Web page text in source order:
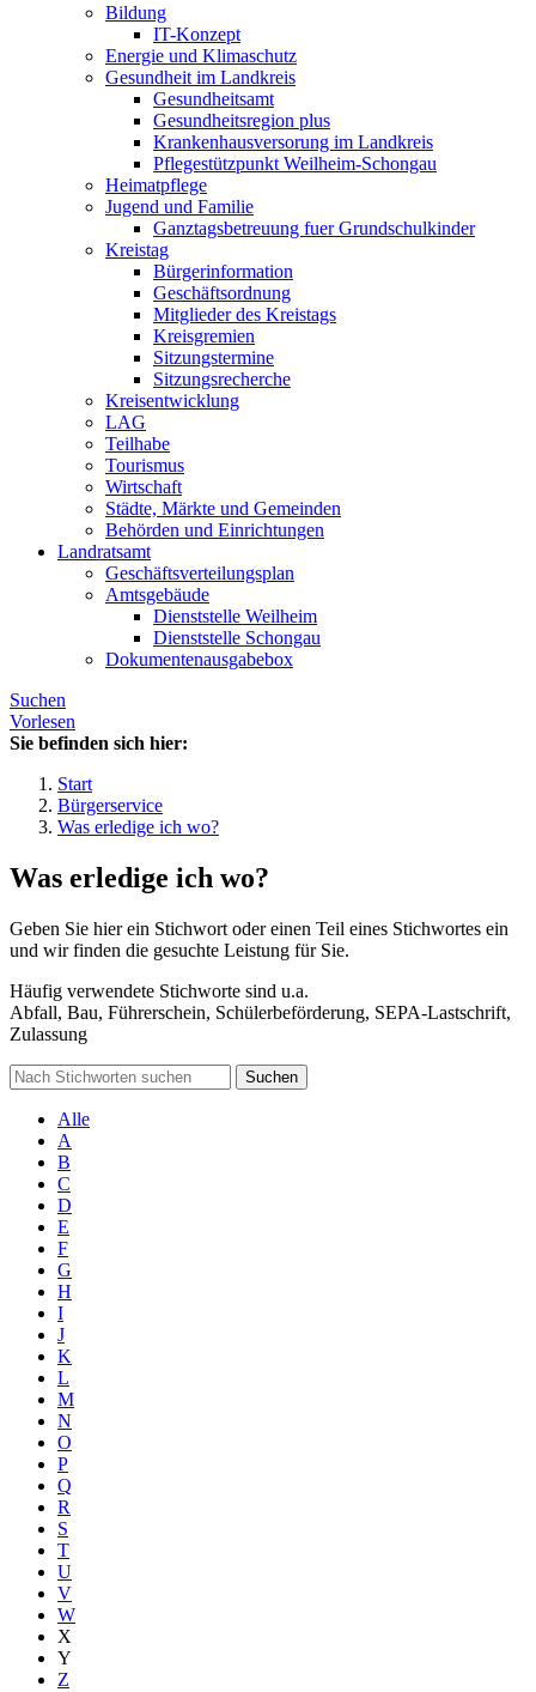
Bildung
IT-Konzept
Energie und Klimaschutz
Gesundheit im Landkreis
Gesundheitsamt
Gesundheitsregion plus
Krankenhausversorung im Landkreis
Pflegestützpunkt Weilheim-Schongau
Heimatpflege
Jugend und Familie
Ganztagsbetreuung fuer Grundschulkinder
Kreistag
Bürgerinformation
Geschäftsordnung
Mitglieder des Kreistags
Kreisgremien
Sitzungstermine
Sitzungsrecherche
Kreisentwicklung
LAG
Teilhabe
Tourismus
Wirtschaft
Städte, Märkte und Gemeinden
Behörden und Einrichtungen
Landratsamt
Geschäftsverteilungsplan
Amtsgebäude
Dienststelle Weilheim
Dienststelle Schongau
Dokumentenausgabebox
Suchen
Vorlesen
Sie befinden sich hier:
Start
Bürgerservice
Was erledige ich wo?
Was erledige ich wo?
Geben Sie hier ein Stichwort oder einen Teil eines Stichwortes ein
und wir finden die gesuchte Leistung für Sie.
Häufig verwendete Stichworte sind u.a.
Abfall, Bau, Führerschein, Schülerbeförderung, SEPA-Lastschrift,
Zulassung
Suchen
Alle
A
B
C
D
E
F
G
H
I
J
K
L
M
N
O
P
Q
R
S
T
U
V
W
X
Y
Z